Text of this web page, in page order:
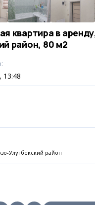
квартира в
район, 80 м2
:
13:48
Улугбекский район